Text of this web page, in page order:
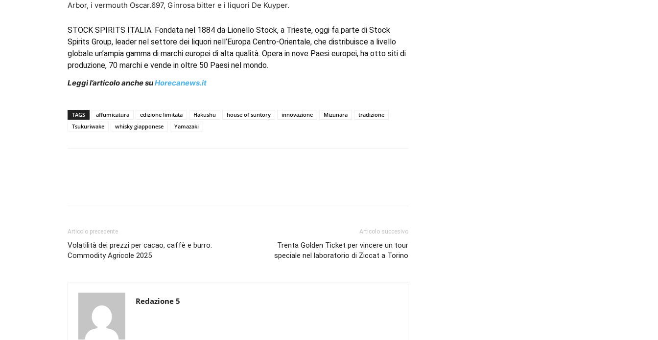
Arbor, i vermouth Oscar.697, Ginrosa bitter e i liquori De Kuyper.
STOCK SPIRITS ITALIA. Fondata nel 1884 da Lionello Stock, a Trieste, oggi fa parte di Stock
Spirits Group, leader nel settore dei liquori nell’Europa Centro-Orientale, che distribuisce a livello
globale un’ampia gamma di marchi europei di alta qualità. Opera in nove Paesi europei, ha otto siti di
produzione, 70 marchi e vende in oltre 50 Paesi nel mondo.
Leggi l’articolo anche suHorecanews.it
TAGS affumicatura edizione limitata Hakushu house of suntory innovazione Mizunara
tradizione
Tsukuriwake
whisky giapponese Yamazaki
Articolo precedente
Volatilità dei prezzi per cacao, caffè e burro:
Commodity Agricole 2025
Articolo succesivo
Trenta Golden Ticket per vincere un tour
speciale nel laboratorio di Ziccat a Torino
Redazione 5